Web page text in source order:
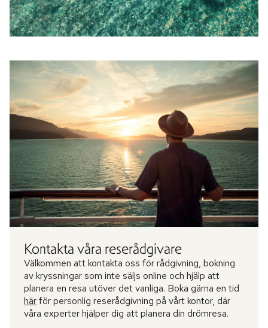
Kontakta våra reserådgivare
Välkommen att kontakta oss för rådgivning, bokning
av kryssningar som inte säljs online och hjälp att
planera en resa utöver det vanliga. Boka gärna en tid
härför personlig reserådgivning på vårt kontor, där
våra experter hjälper dig att planera din drömresa.